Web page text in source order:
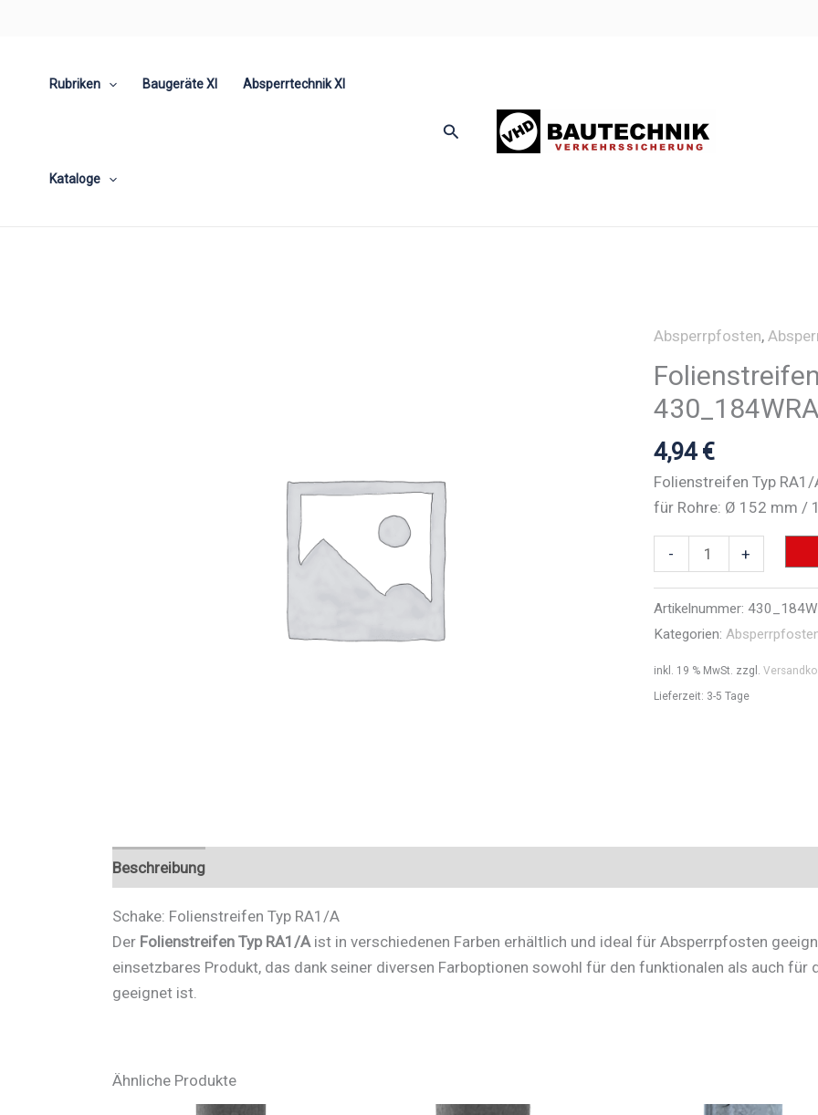
Rubriken Baugeräte XI Absperrtechnik XI
Kataloge
Suchen
Absperrpfosten,
4,94 €
Folienstreifen Typ
für Rohre: Ø 152 mm /
-
Folienstreifen
Typ
RA1/A
-
430_184WRA1
Menge
+
Artikelnummer:
Kategorien:
inkl. 19 % MwSt. zzgl.
Lieferzeit: 3-5 Tage
Beschreibung
Schake: Folienstreifen Typ RA1/A
Der Folienstreifen Typ RA1/Aist in verschiedenen Farben erhältlich und ideal für Absperrpfosten
einsetzbares Produkt, das dank seiner diversen Farboptionen sowohl für den funktionalen als auch für
geeignet ist.
Ähnliche Produkte